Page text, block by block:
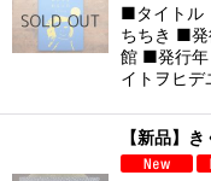
■タイトル
ちちき ■発
館 ■発行年
イトヲヒ
【新品】